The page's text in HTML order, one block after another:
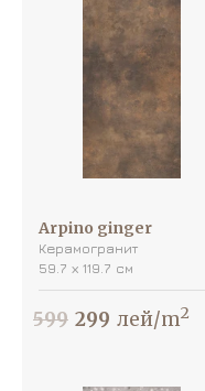
Arpino ginger
Керамогранит
59.7 х 119.7 см
599 299 лей/m2